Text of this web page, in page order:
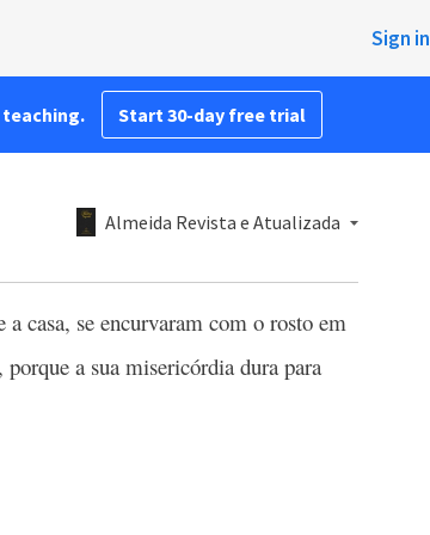
Sign in
Start 30-day free trial
Almeida Revista e Atualizada
a casa, se encurvaram com o rosto em
a sua misericórdia dura para